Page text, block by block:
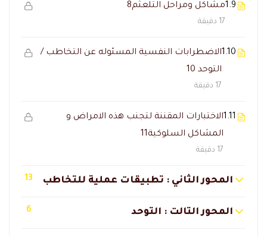
1.9مشاكل ومراحل التلعثم8
17 دقيقة
1.10الاضطرابات النفسية المسئوله عن التخاطب /
التوحد 10
17 دقيقة
1.11الاختبارات المقننة لتجنب هذه الامراض و
المشاكل السلوكية11
17 دقيقة
المحور الثاني : تطبيقات عملية للتخاطب 13
المحور التالت : التوحد 6